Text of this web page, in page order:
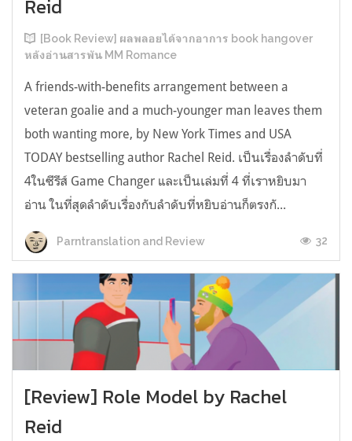
Reid
[Book Review] ผลพลอยได้จากอาการ book hangover
หลังอ่านสารพัน MM Romance
A friends-with-benefits arrangement between a
veteran goalie and a much-younger man leaves them
both wanting more, by New York Times and USA
TODAY bestselling author Rachel Reid. เป็นเรื่องลำดับที่
4ในซีรีส์ Game Changer และเป็นเล่มที่ 4 ที่เราหยิบมา
อ่าน ในที่สุดลำดับเรื่องกับลำดับที่หยิบอ่านก็ตรงกั...
Parntranslation and Review 32
[Review] Role Model by Rachel
Reid